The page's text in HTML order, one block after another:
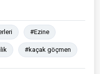
#Ezine
#kaçak göçmen